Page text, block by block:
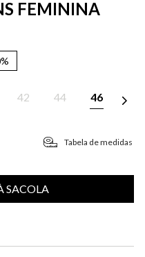
FEMININA
42 44 46
Tabela de medidas
SACOLA